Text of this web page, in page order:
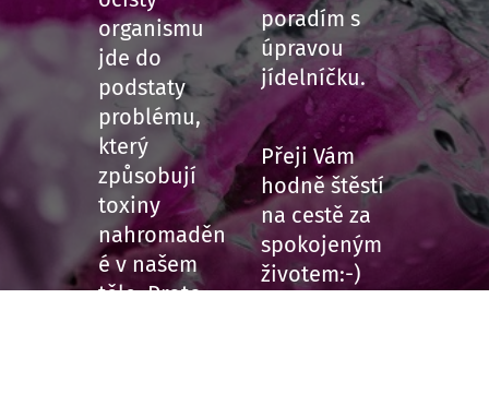
organismu
jde do
podstaty
problému,
který
způsobují
toxiny
nahromaděn
é v našem
těle. Proto
poradím s
úpravou
jídelníčku.
Přeji Vám
hodně štěstí
na cestě za
spokojeným
životem:-)